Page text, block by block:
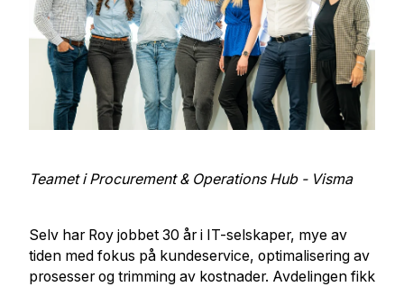
Teamet i Procurement & Operations Hub - Visma
Selv har Roy jobbet 30 år i IT-selskaper, mye av
tiden med fokus på kundeservice, optimalisering av
prosesser og trimming av kostnader. Avdelingen fikk